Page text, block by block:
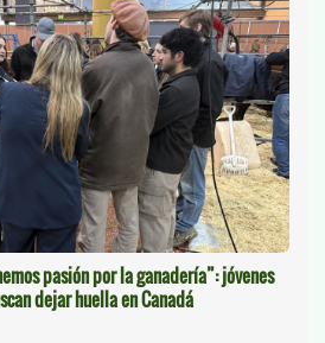
pasión por la ganadería”: jóvenes
dejar huella en Canadá